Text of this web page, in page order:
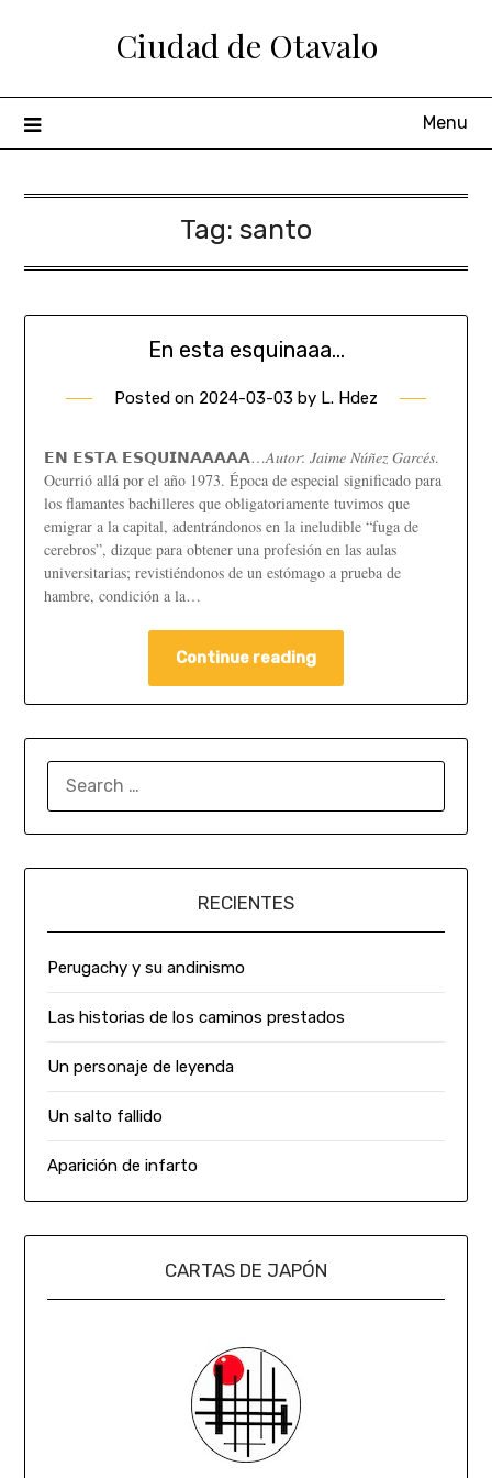
Ciudad de Otavalo
Menu
Tag: santo
En esta esquinaaa…
Posted on 2024-03-03 by L. Hdez
𝗘𝗡 𝗘𝗦𝗧𝗔 𝗘𝗦𝗤𝗨𝗜𝗡𝗔𝗔𝗔𝗔𝗔…𝐴𝑢𝑡𝑜𝑟: 𝐽𝑎𝑖𝑚𝑒 𝑁𝑢́𝑛̃𝑒𝑧 𝐺𝑎𝑟𝑐𝑒́𝑠.
Ocurrió allá por el año 1973. Época de especial significado para
los flamantes bachilleres que obligatoriamente tuvimos que
emigrar a la capital, adentrándonos en la ineludible “fuga de
cerebros”, dizque para obtener una profesión en las aulas
universitarias; revistiéndonos de un estómago a prueba de
hambre, condición a la…
Continue reading
RECIENTES
Perugachy y su andinismo
Las historias de los caminos prestados
Un personaje de leyenda
Un salto fallido
Aparición de infarto
CARTAS DE JAPÓN